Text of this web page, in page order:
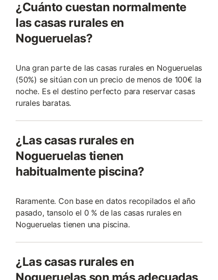
¿Cuánto cuestan normalmente
las casas rurales en
Nogueruelas?
Una gran parte de las casas rurales en Nogueruelas
(50%) se sitúan con un precio de menos de 100€ la
noche. Es el destino perfecto para reservar casas
rurales baratas.
¿Las casas rurales en
Nogueruelas tienen
habitualmente piscina?
Raramente. Con base en datos recopilados el año
pasado, tansolo el 0 % de las casas rurales en
Nogueruelas tienen una piscina.
¿Las casas rurales en